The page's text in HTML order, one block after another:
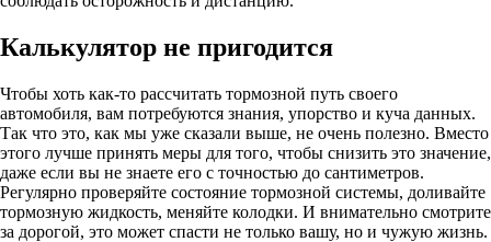
Калькулятор не пригодится
Чтобы хоть как-то рассчитать тормозной путь своего
автомобиля, вам потребуются знания, упорство и куча данных.
Так что это, как мы уже сказали выше, не очень полезно. Вместо
этого лучше принять меры для того, чтобы снизить это значение,
даже если вы не знаете его с точностью до сантиметров.
Регулярно проверяйте состояние тормозной системы, доливайте
тормозную жидкость, меняйте колодки. И внимательно смотрите
за дорогой, это может спасти не только вашу, но и чужую жизнь.